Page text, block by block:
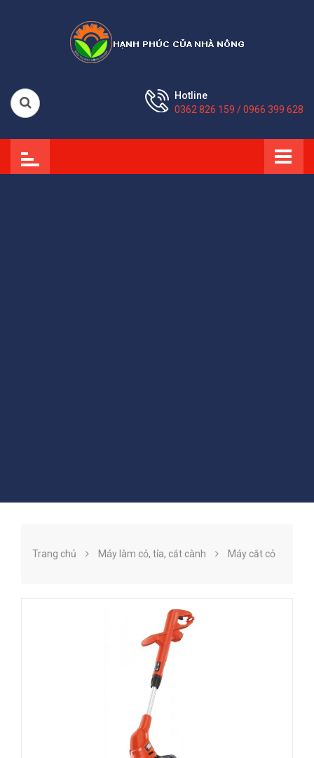
Hotline
0362 826 159 / 0966 399 628
Trang chủ Máy làm cỏ, tỉa, cắt cành Máy cắt cỏ